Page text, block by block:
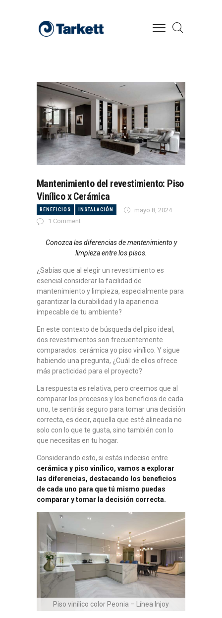
HOME
DÓNDE COMPRAR
CONTACTO
Mantenimiento del revestimiento: Piso
Vinílico x Cerámica
BENEFICIOS INSTALACIÓN
mayo 8, 2024
1 Comment
Conozca las diferencias de mantenimiento y
limpieza entre los pisos.
¿Sabías que al elegir un revestimiento es
esencial considerar la facilidad de
mantenimiento y limpieza, especialmente para
garantizar la durabilidad y la apariencia
impecable de tu ambiente?
En este contexto de búsqueda del piso ideal,
dos revestimientos son frecuentemente
comparados: cerámica yo piso vinílico. Y sigue
habiendo una pregunta, ¿Cuál de ellos ofrece
más practicidad para el proyecto?
La respuesta es relativa, pero creemos que al
comparar los procesos y los beneficios de cada
uno, te sentirás seguro para tomar una decisión
correcta, es decir, aquella que esté alineada no
solo con lo que te gusta, sino también con lo
que necesitas en tu hogar.
Considerando esto, si estás indeciso entre
cerámica y piso vinílico, vamos a explorar
las diferencias, destacando los beneficios
de cada uno para que tú mismo puedas
comparar y tomar la decisión correcta.
Piso vinílico color Peonia – Línea Injoy